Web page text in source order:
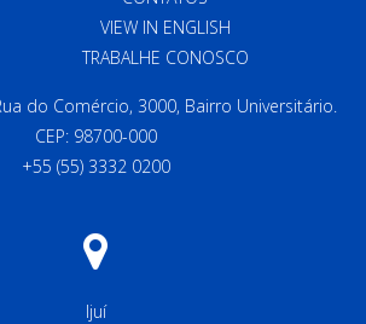
VIEW IN ENGLISH
TRABALHE CONOSCO
do Comércio, 3000, Bairro Universitário.
CEP: 98700-000
+55 (55) 3332 0200
Ijuí